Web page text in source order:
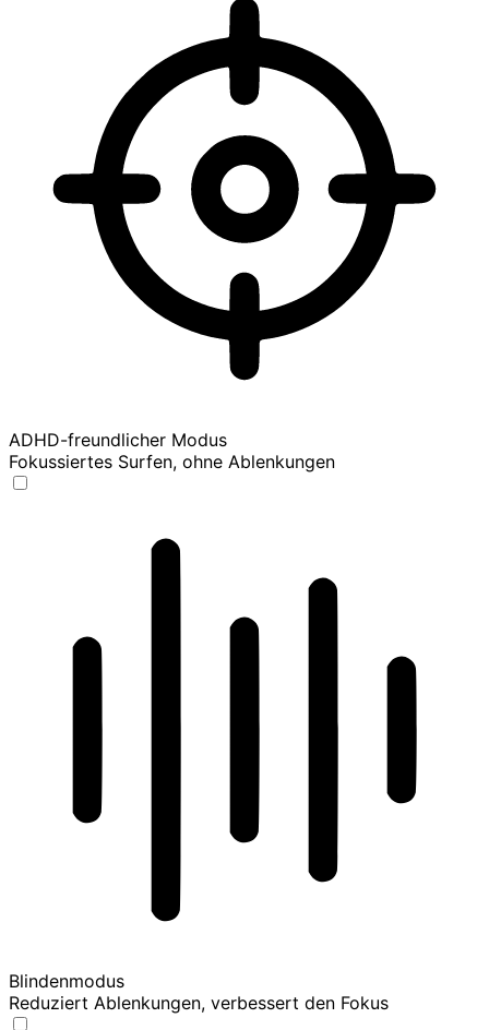
ADHD-freundlicher Modus
Fokussiertes Surfen, ohne Ablenkungen
Blindenmodus
Reduziert Ablenkungen, verbessert den Fokus